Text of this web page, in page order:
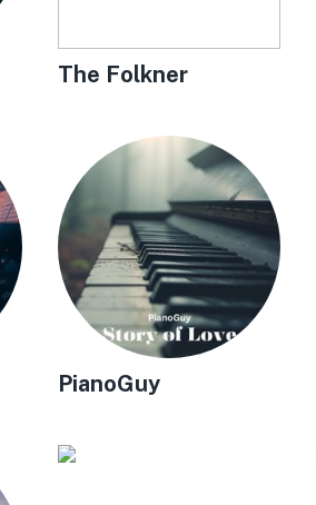
The Folkner
PianoGuy